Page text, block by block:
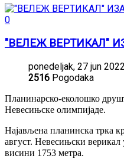
0
"ВЕЛЕЖ ВЕРТИКАЛ"
ponedeljak, 27 jun 2022
2516 Pogodaka
Планинарско-еколошко
Невесињске олимпијаде.
Најављена планинска трка
август. Невесињски верикал
висини 1753 метра.